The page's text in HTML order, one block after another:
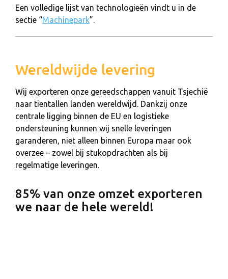
Een volledige lijst van technologieën vindt u in de
sectie “Machinepark”.
Wereldwijde levering
Wij exporteren onze gereedschappen vanuit Tsjechië
naar tientallen landen wereldwijd. Dankzij onze
centrale ligging binnen de EU en logistieke
ondersteuning kunnen wij snelle leveringen
garanderen, niet alleen binnen Europa maar ook
overzee – zowel bij stukopdrachten als bij
regelmatige leveringen.
85% van onze omzet exporteren
we naar de hele wereld!